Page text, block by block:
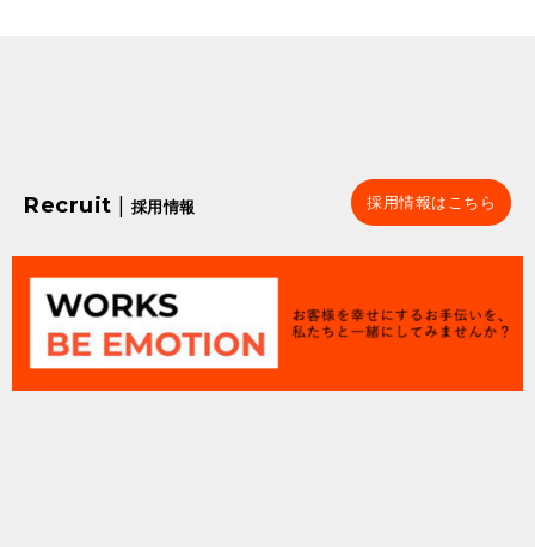
Recruit 採用情報 採用情報はこちら